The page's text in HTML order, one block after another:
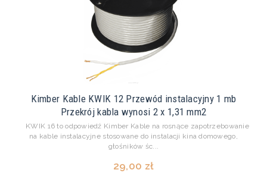
Kimber Kable KWIK 12 Przewód instalacyjny 1 mb
Przekrój kabla wynosi 2 x 1,31 mm2
KWIK 16 to odpowiedź Kimber Kable na rosnące zapotrzebowanie
na kable instalacyjne stosowane do instalacji kina domowego,
głośników śc...
29,00 zł